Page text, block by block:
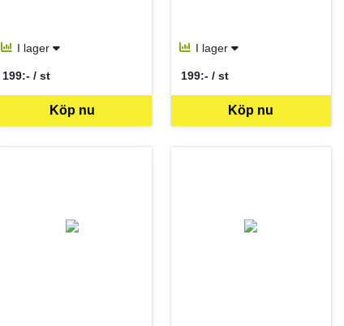
I lager
Köp nu
199:- / st
SEK per ST
I lager
Köp nu
199:- / st
SEK per ST